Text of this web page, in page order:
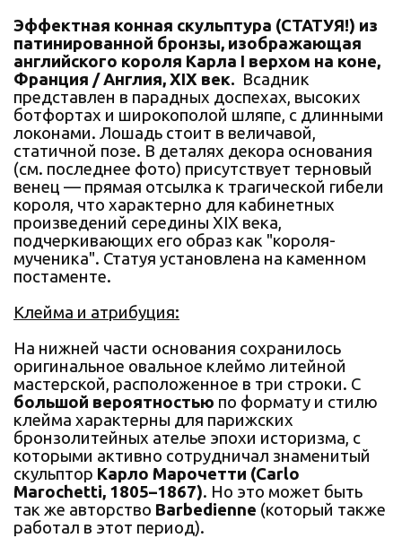
Эффектная конная скульптура (СТАТУЯ!) из
патинированной бронзы, изображающая
английского короля Карла I верхом на коне,
Франция / Англия, XIX век. Всадник
представлен в парадных доспехах, высоких
ботфортах и широкополой шляпе, с длинными
локонами. Лошадь стоит в величавой,
статичной позе. В деталях декора основания
(см. последнее фото) присутствует терновый
венец — прямая отсылка к трагической гибели
короля, что характерно для кабинетных
произведений середины XIX века,
подчеркивающих его образ как "короля-
мученика". Статуя установлена на каменном
постаменте.
Клейма и атрибуция:
На нижней части основания сохранилось
оригинальное овальное клеймо литейной
мастерской, расположенное в три строки. С
большой вероятностью по формату и стилю
клейма характерны для парижских
бронзолитейных ателье эпохи историзма, с
которыми активно сотрудничал знаменитый
скульптор Карло Марочетти (Carlo
Marochetti, 1805–1867). Но это может быть
так же авторство Barbedienne (который также
работал в этот период).